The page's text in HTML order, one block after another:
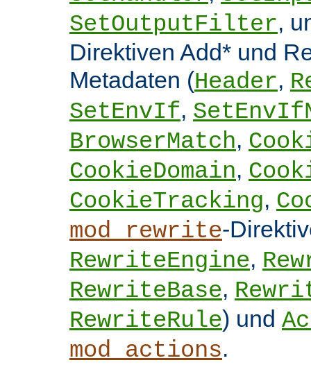
SetOutputFilter,
Direktiven Add* und
Metadaten (Header,
SetEnvIf,
BrowserMatch,
CookieDomain,
CookieTracking,
mod_rewrite-
RewriteEngine,
RewriteBase,
RewriteRule) und
mod_actions.